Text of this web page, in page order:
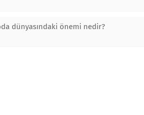
dünyasındaki önemi nedir?